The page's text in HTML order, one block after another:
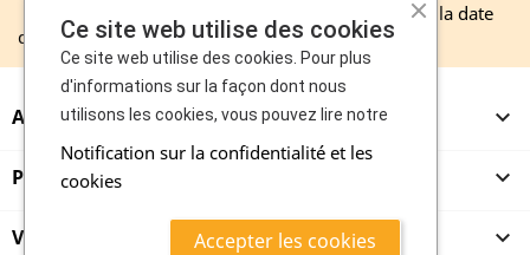
Remboursement entre 3 et 12 jours à partir la date
de réception de votre retour
A PROPOS 
PRODUITS 
VENDEURS 
Ce site web utilise des cookies
Ce site web utilise des cookies. Pour plus
d'informations sur la façon dont nous
utilisons les cookies, vous pouvez lire notre
Notification sur la confidentialité et les
cookies
Accepter les cookies